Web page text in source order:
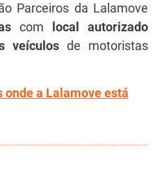
Parceiros da Lalamove
com
local autorizado
veículosde motoristas
onde a Lalamove está